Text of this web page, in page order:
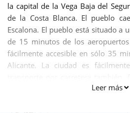
la capital de la Vega Baja del
de la Costa Blanca. El pueblo
Escalona. El pueblo está situado a
de 15 minutos de los
fácilmente accesible en sólo 35
Alicante. La ciudad es
puntos turísticos de la localidad,
Leer más